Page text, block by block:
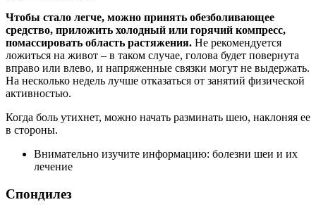
Чтобы стало легче, можно принять обезболивающее
средство, приложить холодный или горячий компресс,
помассировать область растяжения. Не рекомендуется
ложиться на живот – в таком случае, голова будет повернута
вправо или влево, и напряженные связки могут не выдержать.
На несколько недель лучше отказаться от занятий физической
активностью.
Когда боль утихнет, можно начать разминать шею, наклоняя ее
в стороны.
Внимательно изучите информацию: болезни шеи и их
лечение
Спондилез